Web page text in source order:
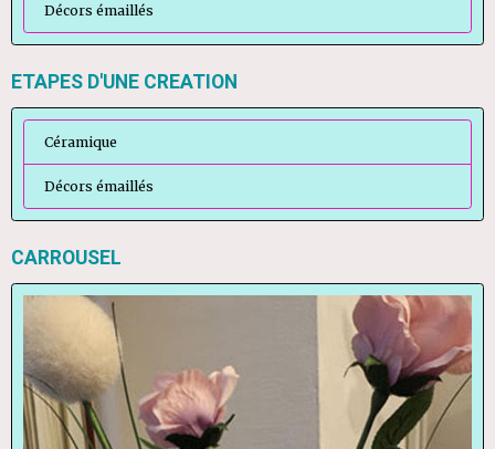
Décors émaillés
ETAPES D'UNE CREATION
Céramique
Décors émaillés
CARROUSEL